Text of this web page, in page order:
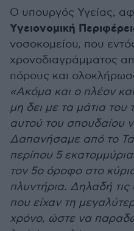
O υπουργός Υγείας,
Υγειονομική
νοσοκομείου, που
χρονοδιαγράμματος
πόρους και
«Ακόμα και ο πλέον
μη δει με τα μάτια του
αυτού του σπουδαίου
Δαπανήσαμε από το
περίπου 5
τον 5ο όροφο στο
πλυντήρια. Δηλαδή
που είχαν τη
χρόνο, ώστε να